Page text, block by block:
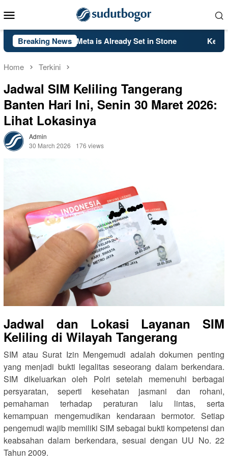
to
Menu
Breaking News
2’s PS5 Meta is Already Set in Stone Kelsey
Home Terkini
Jadwal SIM Keliling Tangerang
Banten Hari Ini, Senin 30 Maret 2026:
Lihat Lokasinya
Admin
30 March 2026
176 views
Jadwal dan Lokasi Layanan SIM
Keliling di Wilayah Tangerang
SIM atau Surat Izin Mengemudi adalah dokumen penting
yang menjadi bukti legalitas seseorang dalam berkendara.
SIM dikeluarkan oleh Polri setelah memenuhi berbagai
persyaratan, seperti kesehatan jasmani dan rohani,
pemahaman terhadap peraturan lalu lintas, serta
kemampuan mengemudikan kendaraan bermotor. Setiap
pengemudi wajib memiliki SIM sebagai bukti kompetensi dan
keabsahan dalam berkendara, sesuai dengan UU No. 22
Tahun 2009.